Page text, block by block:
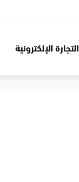
التجارة الإلكترونية